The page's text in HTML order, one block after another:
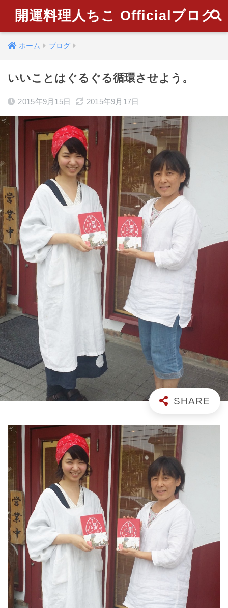
開運料理人ちこ Officialブログ
ホーム ブログ
いいことはぐるぐる循環させよう。
2015年9月15日 2015年9月17日